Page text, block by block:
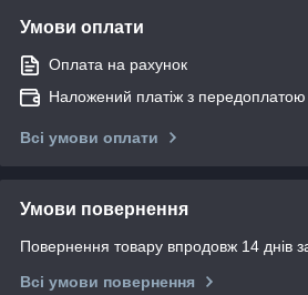
Умови оплати
Оплата на рахунок
Наложений платіж з передоплатою
Всі умови оплати
Умови повернення
Повернення товару впродовж 14 днів
Всі умови повернення